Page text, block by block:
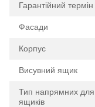
Гарантійний термін
Фасади
Корпус
Висувний ящик
Тип напрямних для
ящиків